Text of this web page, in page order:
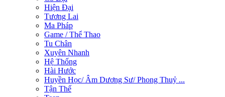
Hiện Đại
Tương Lai
Ma Pháp
Game / Thể Thao
Tu Chân
Xuyên Nhanh
Hệ Thống
Hài Hước
Huyền Học/ Âm Dương Sư/ Phong Thuỷ ...
Tận Thế